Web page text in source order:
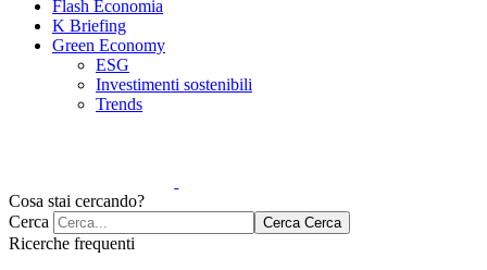
Flash Economia
K Briefing
Green Economy
ESG
Investimenti sostenibili
Trends
Cosa stai cercando?
Cerca
Cerca Cerca
Ricerche frequenti